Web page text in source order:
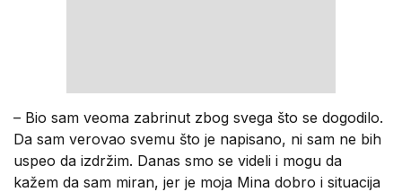
– Bio sam veoma zabrinut zbog svega što se dogodilo.
Da sam verovao svemu što je napisano, ni sam ne bih
uspeo da izdržim. Danas smo se videli i mogu da
kažem da sam miran, jer je moja Mina dobro i situacija